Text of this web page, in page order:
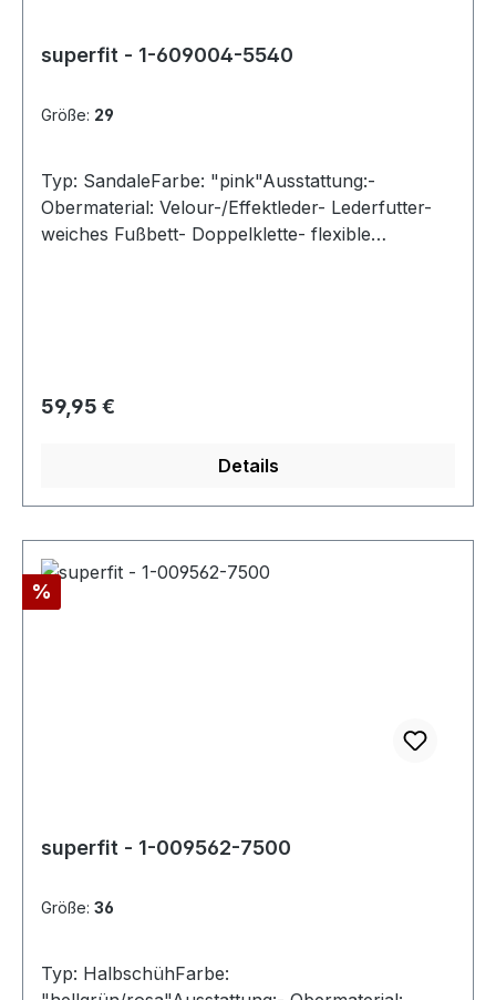
superfit - 1-609004-5540
Größe: 29
Typ: SandaleFarbe: "pink"Ausstattung:-
Obermaterial: Velour-/Effektleder- Lederfutter-
weiches Fußbett- Doppelklette- flexible
Regulärer Preis:
59,95 €
Details
Rabatt
%
superfit - 1-009562-7500
Größe: 36
Typ: HalbschühFarbe: